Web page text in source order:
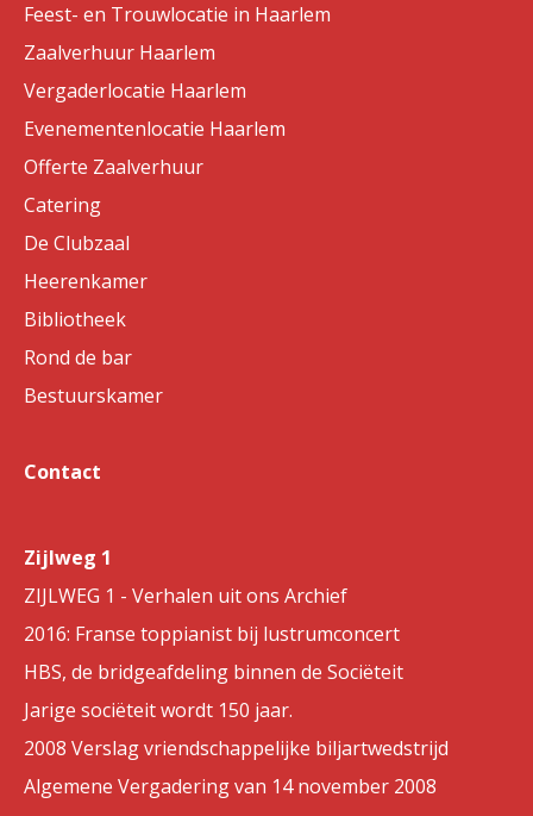
Feest- en Trouwlocatie in Haarlem
Zaalverhuur Haarlem
Vergaderlocatie Haarlem
Evenementenlocatie Haarlem
Offerte Zaalverhuur
Catering
De Clubzaal
Heerenkamer
Bibliotheek
Rond de bar
Bestuurskamer
Contact
Zijlweg 1
ZIJLWEG 1 - Verhalen uit ons Archief
2016: Franse toppianist bij lustrumconcert
HBS, de bridgeafdeling binnen de Sociëteit
Jarige sociëteit wordt 150 jaar.
2008 Verslag vriendschappelijke biljartwedstrijd
Algemene Vergadering van 14 november 2008